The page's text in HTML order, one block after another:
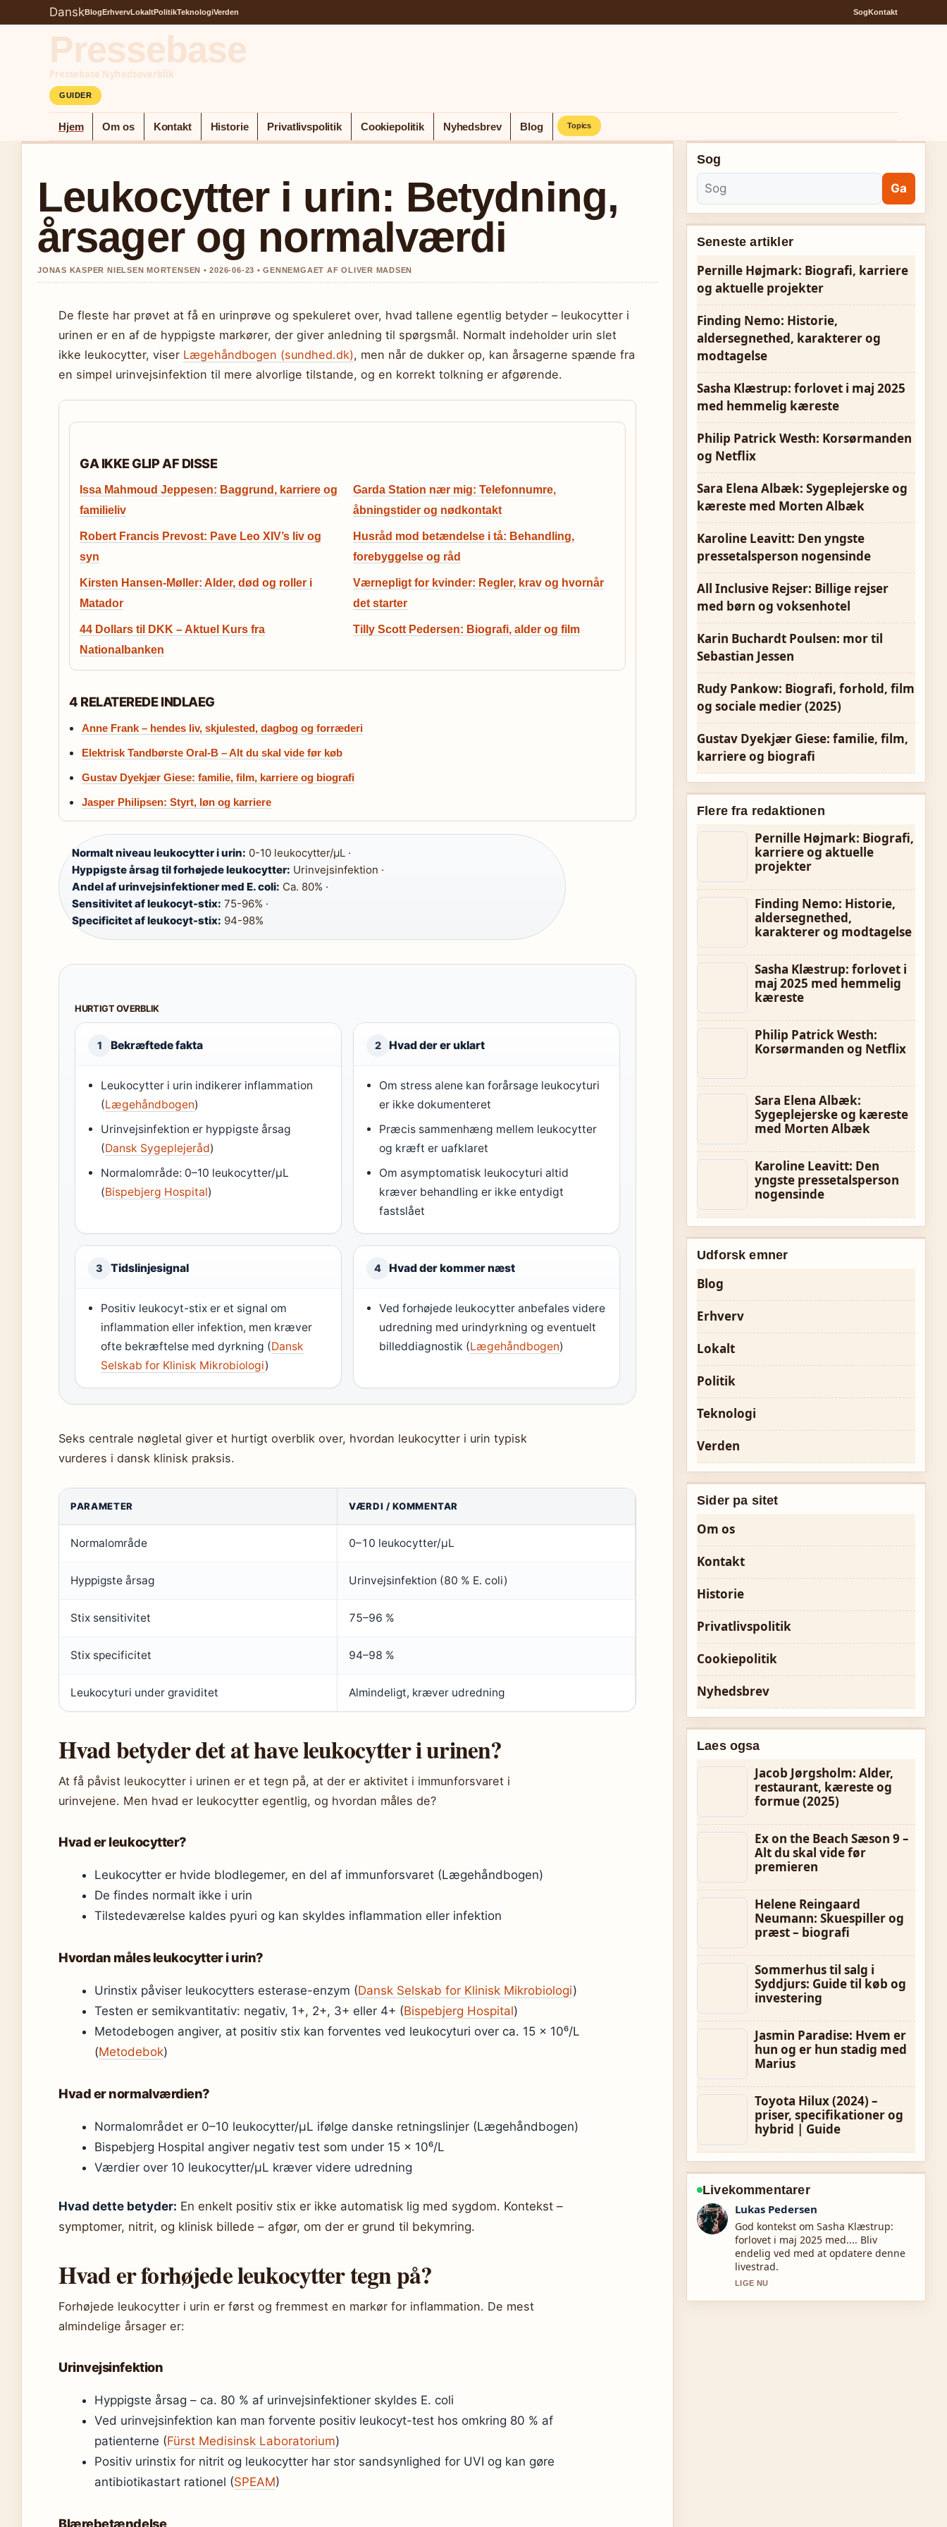
DanskBlogErhvervLokaltPolitikTeknologiVerden SogKontakt
Pressebase
Pressebase Nyhedsoverblik
GUIDER
Hjem Om os Kontakt Historie Privatlivspolitik Cookiepolitik Nyhedsbrev Blog Topics
Leukocytter i urin: Betydning,
årsager og normalværdi
JONAS KASPER NIELSEN MORTENSEN • 2026-06-23 • GENNEMGAET AF OLIVER MADSEN
De fleste har prøvet at få en urinprøve og spekuleret over, hvad tallene egentlig betyder – leukocytter i
urinen er en af de hyppigste markører, der giver anledning til spørgsmål. Normalt indeholder urin slet
ikke leukocytter, viser Lægehåndbogen (sundhed.dk), men når de dukker op, kan årsagerne spænde fra
en simpel urinvejsinfektion til mere alvorlige tilstande, og en korrekt tolkning er afgørende.
GA IKKE GLIP AF DISSE
Issa Mahmoud Jeppesen: Baggrund, karriere og
familieliv
Garda Station nær mig: Telefonnumre,
åbningstider og nødkontakt
Robert Francis Prevost: Pave Leo XIV’s liv og
syn
Husråd mod betændelse i tå: Behandling,
forebyggelse og råd
Kirsten Hansen-Møller: Alder, død og roller i
Matador
Værnepligt for kvinder: Regler, krav og hvornår
det starter
44 Dollars til DKK – Aktuel Kurs fra
Nationalbanken
Tilly Scott Pedersen: Biografi, alder og film
4 RELATEREDE INDLAEG
Anne Frank – hendes liv, skjulested, dagbog og forræderi
Elektrisk Tandbørste Oral-B – Alt du skal vide før køb
Gustav Dyekjær Giese: familie, film, karriere og biografi
Jasper Philipsen: Styrt, løn og karriere
Normalt niveau leukocytter i urin: 0-10 leukocytter/µL ·
Hyppigste årsag til forhøjede leukocytter: Urinvejsinfektion ·
Andel af urinvejsinfektioner med E. coli: Ca. 80% ·
Sensitivitet af leukocyt-stix: 75-96% ·
Specificitet af leukocyt-stix: 94-98%
HURTIGT OVERBLIK
1 Bekræftede fakta
Leukocytter i urin indikerer inflammation
(Lægehåndbogen)
Urinvejsinfektion er hyppigste årsag
(Dansk Sygeplejeråd)
Normalområde: 0–10 leukocytter/µL
(Bispebjerg Hospital)
2 Hvad der er uklart
Om stress alene kan forårsage leukocyturi
er ikke dokumenteret
Præcis sammenhæng mellem leukocytter
og kræft er uafklaret
Om asymptomatisk leukocyturi altid
kræver behandling er ikke entydigt
fastslået
3 Tidslinjesignal
Positiv leukocyt-stix er et signal om
inflammation eller infektion, men kræver
ofte bekræftelse med dyrkning (Dansk
Selskab for Klinisk Mikrobiologi)
4 Hvad der kommer næst
Ved forhøjede leukocytter anbefales videre
udredning med urindyrkning og eventuelt
billeddiagnostik (Lægehåndbogen)
Seks centrale nøgletal giver et hurtigt overblik over, hvordan leukocytter i urin typisk
vurderes i dansk klinisk praksis.
PARAMETER VÆRDI / KOMMENTAR
Normalområde 0–10 leukocytter/µL
Hyppigste årsag Urinvejsinfektion (80 % E. coli)
Stix sensitivitet 75–96 %
Stix specificitet 94–98 %
Leukocyturi under graviditet Almindeligt, kræver udredning
Hvad betyder det at have leukocytter i urinen?
At få påvist leukocytter i urinen er et tegn på, at der er aktivitet i immunforsvaret i
urinvejene. Men hvad er leukocytter egentlig, og hvordan måles de?
Hvad er leukocytter?
Leukocytter er hvide blodlegemer, en del af immunforsvaret (Lægehåndbogen)
De findes normalt ikke i urin
Tilstedeværelse kaldes pyuri og kan skyldes inflammation eller infektion
Hvordan måles leukocytter i urin?
Urinstix påviser leukocytters esterase-enzym (Dansk Selskab for Klinisk Mikrobiologi)
Testen er semikvantitativ: negativ, 1+, 2+, 3+ eller 4+ (Bispebjerg Hospital)
Metodebogen angiver, at positiv stix kan forventes ved leukocyturi over ca. 15 × 10⁶/L
(Metodebok)
Hvad er normalværdien?
Normalområdet er 0–10 leukocytter/µL ifølge danske retningslinjer (Lægehåndbogen)
Bispebjerg Hospital angiver negativ test som under 15 × 10⁶/L
Værdier over 10 leukocytter/µL kræver videre udredning
Hvad dette betyder: En enkelt positiv stix er ikke automatisk lig med sygdom. Kontekst –
symptomer, nitrit, og klinisk billede – afgør, om der er grund til bekymring.
Hvad er forhøjede leukocytter tegn på?
Forhøjede leukocytter i urin er først og fremmest en markør for inflammation. De mest
almindelige årsager er:
Urinvejsinfektion
Hyppigste årsag – ca. 80 % af urinvejsinfektioner skyldes E. coli
Ved urinvejsinfektion kan man forvente positiv leukocyt-test hos omkring 80 % af
patienterne (Fürst Medisinsk Laboratorium)
Positiv urinstix for nitrit og leukocytter har stor sandsynlighed for UVI og kan gøre
antibiotikastart rationel (SPEAM)
Blærebetændelse
Sog
Ga
Seneste artikler
Pernille Højmark: Biografi, karriere
og aktuelle projekter
Finding Nemo: Historie,
aldersegnethed, karakterer og
modtagelse
Sasha Klæstrup: forlovet i maj 2025
med hemmelig kæreste
Philip Patrick Westh: Korsørmanden
og Netflix
Sara Elena Albæk: Sygeplejerske og
kæreste med Morten Albæk
Karoline Leavitt: Den yngste
pressetalsperson nogensinde
All Inclusive Rejser: Billige rejser
med børn og voksenhotel
Karin Buchardt Poulsen: mor til
Sebastian Jessen
Rudy Pankow: Biografi, forhold, film
og sociale medier (2025)
Gustav Dyekjær Giese: familie, film,
karriere og biografi
Flere fra redaktionen
Pernille Højmark: Biografi,
karriere og aktuelle
projekter
Finding Nemo: Historie,
aldersegnethed,
karakterer og modtagelse
Sasha Klæstrup: forlovet i
maj 2025 med hemmelig
kæreste
Philip Patrick Westh:
Korsørmanden og Netflix
Sara Elena Albæk:
Sygeplejerske og kæreste
med Morten Albæk
Karoline Leavitt: Den
yngste pressetalsperson
nogensinde
Udforsk emner
Blog
Erhverv
Lokalt
Politik
Teknologi
Verden
Sider pa sitet
Om os
Kontakt
Historie
Privatlivspolitik
Cookiepolitik
Nyhedsbrev
Laes ogsa
Jacob Jørgsholm: Alder,
restaurant, kæreste og
formue (2025)
Ex on the Beach Sæson 9 –
Alt du skal vide før
premieren
Helene Reingaard
Neumann: Skuespiller og
præst – biografi
Sommerhus til salg i
Syddjurs: Guide til køb og
investering
Jasmin Paradise: Hvem er
hun og er hun stadig med
Marius
Toyota Hilux (2024) –
priser, specifikationer og
hybrid | Guide
Livekommentarer
Mikkel Madsen
Daekningen af Pernille Højmark:
Biografi, karriere og aktuelle projekter
virker solid og nem at folge.
3 MIN SIDEN